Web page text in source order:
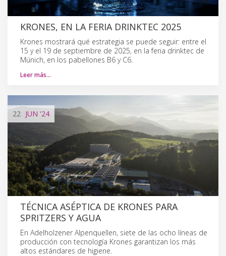
KRONES, EN LA FERIA DRINKTEC 2025
Krones mostrará qué estrategia se puede seguir: entre el
15 y el 19 de septiembre de 2025, en la feria drinktec de
Múnich, en los pabellones B6 y C6.
Leer más…
22 JUN '24
TÉCNICA ASÉPTICA DE KRONES PARA
SPRITZERS Y AGUA
En Adelholzener Alpenquellen, siete de las ocho líneas de
producción con tecnología Krones garantizan los más
altos estándares de higiene.